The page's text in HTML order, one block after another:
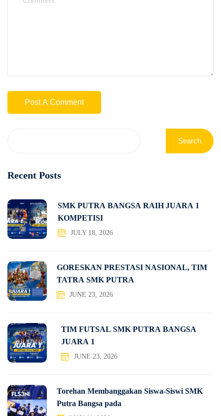
Search
Recent Posts
SMK PUTRA BANGSA RAIH JUARA 1
KOMPETISI
JULY 18, 2026
GORESKAN PRESTASI NASIONAL, TIM
TATRA SMK PUTRA
JUNE 23, 2026
TIM FUTSAL SMK PUTRA BANGSA
JUARA 1
JUNE 23, 2026
Torehan Membanggakan Siswa-Siswi SMK
Putra Bangsa pada